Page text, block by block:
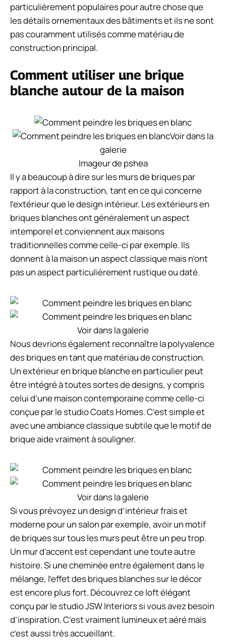
particulièrement populaires pour autre chose que
les détails ornementaux des bâtiments et ils ne sont
pas couramment utilisés comme matériau de
construction principal.
Comment utiliser une brique
blanche autour de la maison
Voir dans la
galerie
Imageur de pshea
Il y a beaucoup à dire sur les murs de briques par
rapport à la construction, tant en ce qui concerne
l’extérieur que le design intérieur. Les extérieurs en
briques blanches ont généralement un aspect
intemporel et conviennent aux maisons
traditionnelles comme celle-ci par exemple. Ils
donnent à la maison un aspect classique mais n’ont
pas un aspect particulièrement rustique ou daté.
Voir dans la galerie
Nous devrions également reconnaître la polyvalence
des briques en tant que matériau de construction.
Un extérieur en brique blanche en particulier peut
être intégré à toutes sortes de designs, y compris
celui d’une maison contemporaine comme celle-ci
conçue par le studio Coats Homes. C’est simple et
avec une ambiance classique subtile que le motif de
brique aide vraiment à souligner.
Voir dans la galerie
Si vous prévoyez un design d’intérieur frais et
moderne pour un salon par exemple, avoir un motif
de briques sur tous les murs peut être un peu trop.
Un mur d’accent est cependant une toute autre
histoire. Si une cheminée entre également dans le
mélange, l’effet des briques blanches sur le décor
est encore plus fort. Découvrez ce loft élégant
conçu par le studio JSW Interiors si vous avez besoin
d’inspiration. C’est vraiment lumineux et aéré mais
c’est aussi très accueillant.